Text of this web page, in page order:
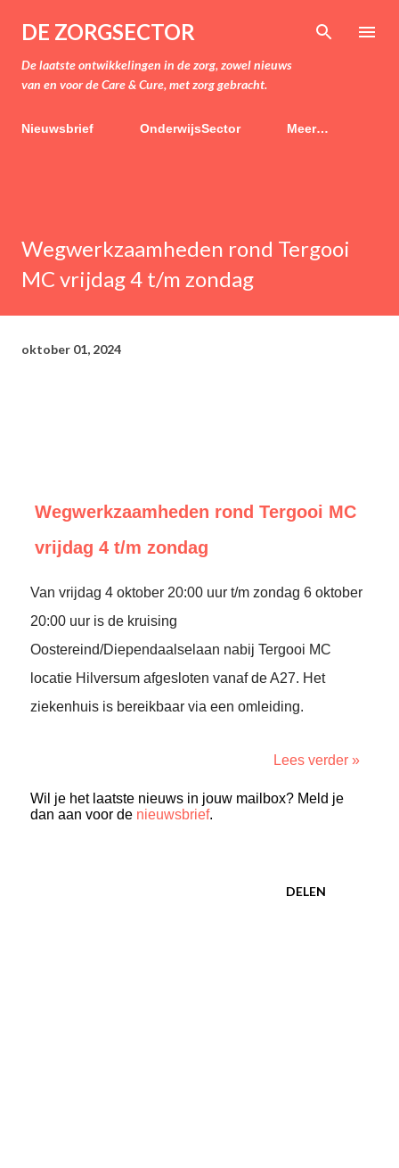
Doorgaan naar hoofdcontent
DE ZORGSECTOR
De laatste ontwikkelingen in de zorg, zowel nieuws
van en voor de Care & Cure, met zorg gebracht.
Nieuwsbrief OnderwijsSector Meer…
Wegwerkzaamheden rond Tergooi
MC vrijdag 4 t/m zondag
oktober 01, 2024
Wegwerkzaamheden rond Tergooi MC
vrijdag 4 t/m zondag
Van vrijdag 4 oktober 20:00 uur t/m zondag 6 oktober
20:00 uur is de kruising
Oostereind/Diependaalselaan nabij Tergooi MC
locatie Hilversum afgesloten vanaf de A27. Het
ziekenhuis is bereikbaar via een omleiding.
Lees verder »
Wil je het laatste nieuws in jouw mailbox? Meld je
dan aan voor de nieuwsbrief.
DELEN